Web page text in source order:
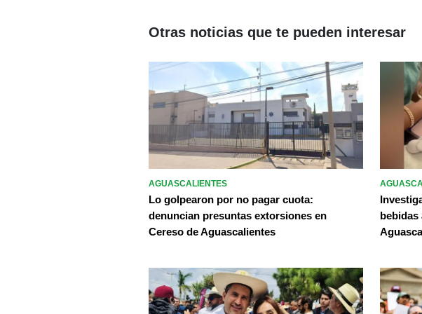
Otras noticias que te pueden interesar
AGUASCALIENTES
Lo golpearon por no pagar cuota:
denuncian presuntas extorsiones en
Cereso de Aguascalientes
bebidas